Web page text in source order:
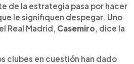
de la estrategia pasa por hacer
le signifiquen despegar. Uno
Real Madrid, Casemiro , dice la
clubes en cuestión han dado